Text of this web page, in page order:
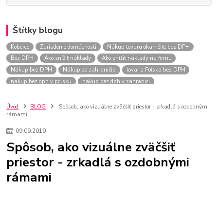
Štítky blogu
Koberce Zariadenie domácnosti
Nákup tovaru okamžite bez DPH
Bez DPH
Ako znížiť náklady
Ako znížiť náklady na firmu
Nákup bez DPH
Nákup zo zahraničia
tovar z Poľska bez DPH
nakup bez dph v polsku
nakup bez dph v zahranici
nakupovanie na firmu bez dph
szco nakup bez dph
doplnky
doplnky do domácnosti
zlaté doplnky
Drez so zásuvko
Drezy Kuchynské drezy
Plyšové koberce
Kúpeľnové koberce
Behúne pvc linoleu
kúpelnové podložky
koberce do izby
Úvod BLOG
Spôsob, ako vizuálne zväčšiť priestor - zrkadlá s ozdobnými
rámami
09.09.2019
Spôsob, ako vizuálne zväčšiť
priestor - zrkadlá s ozdobnými
rámami